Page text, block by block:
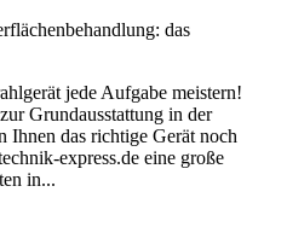
das
jede Aufgabe meistern!
Grundausstattung in der
Ihnen das richtige Gerät noch
express.de eine große
in...